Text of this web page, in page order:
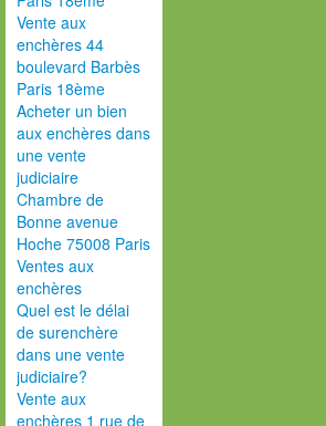
Vente aux
enchères 44
boulevard Barbès
Paris 18ème
Acheter un bien
aux enchères dans
une vente
judiciaire
Chambre de
Bonne avenue
Hoche 75008 Paris
Ventes aux
enchères
Quel est le délai
de surenchère
dans une vente
judiciaire?
Vente aux
enchères 1 rue de